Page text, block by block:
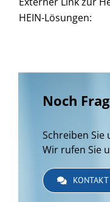
HEIN-Lösungen:
Noch
Schreiben Sie
Wir rufen Sie
KONTAKT